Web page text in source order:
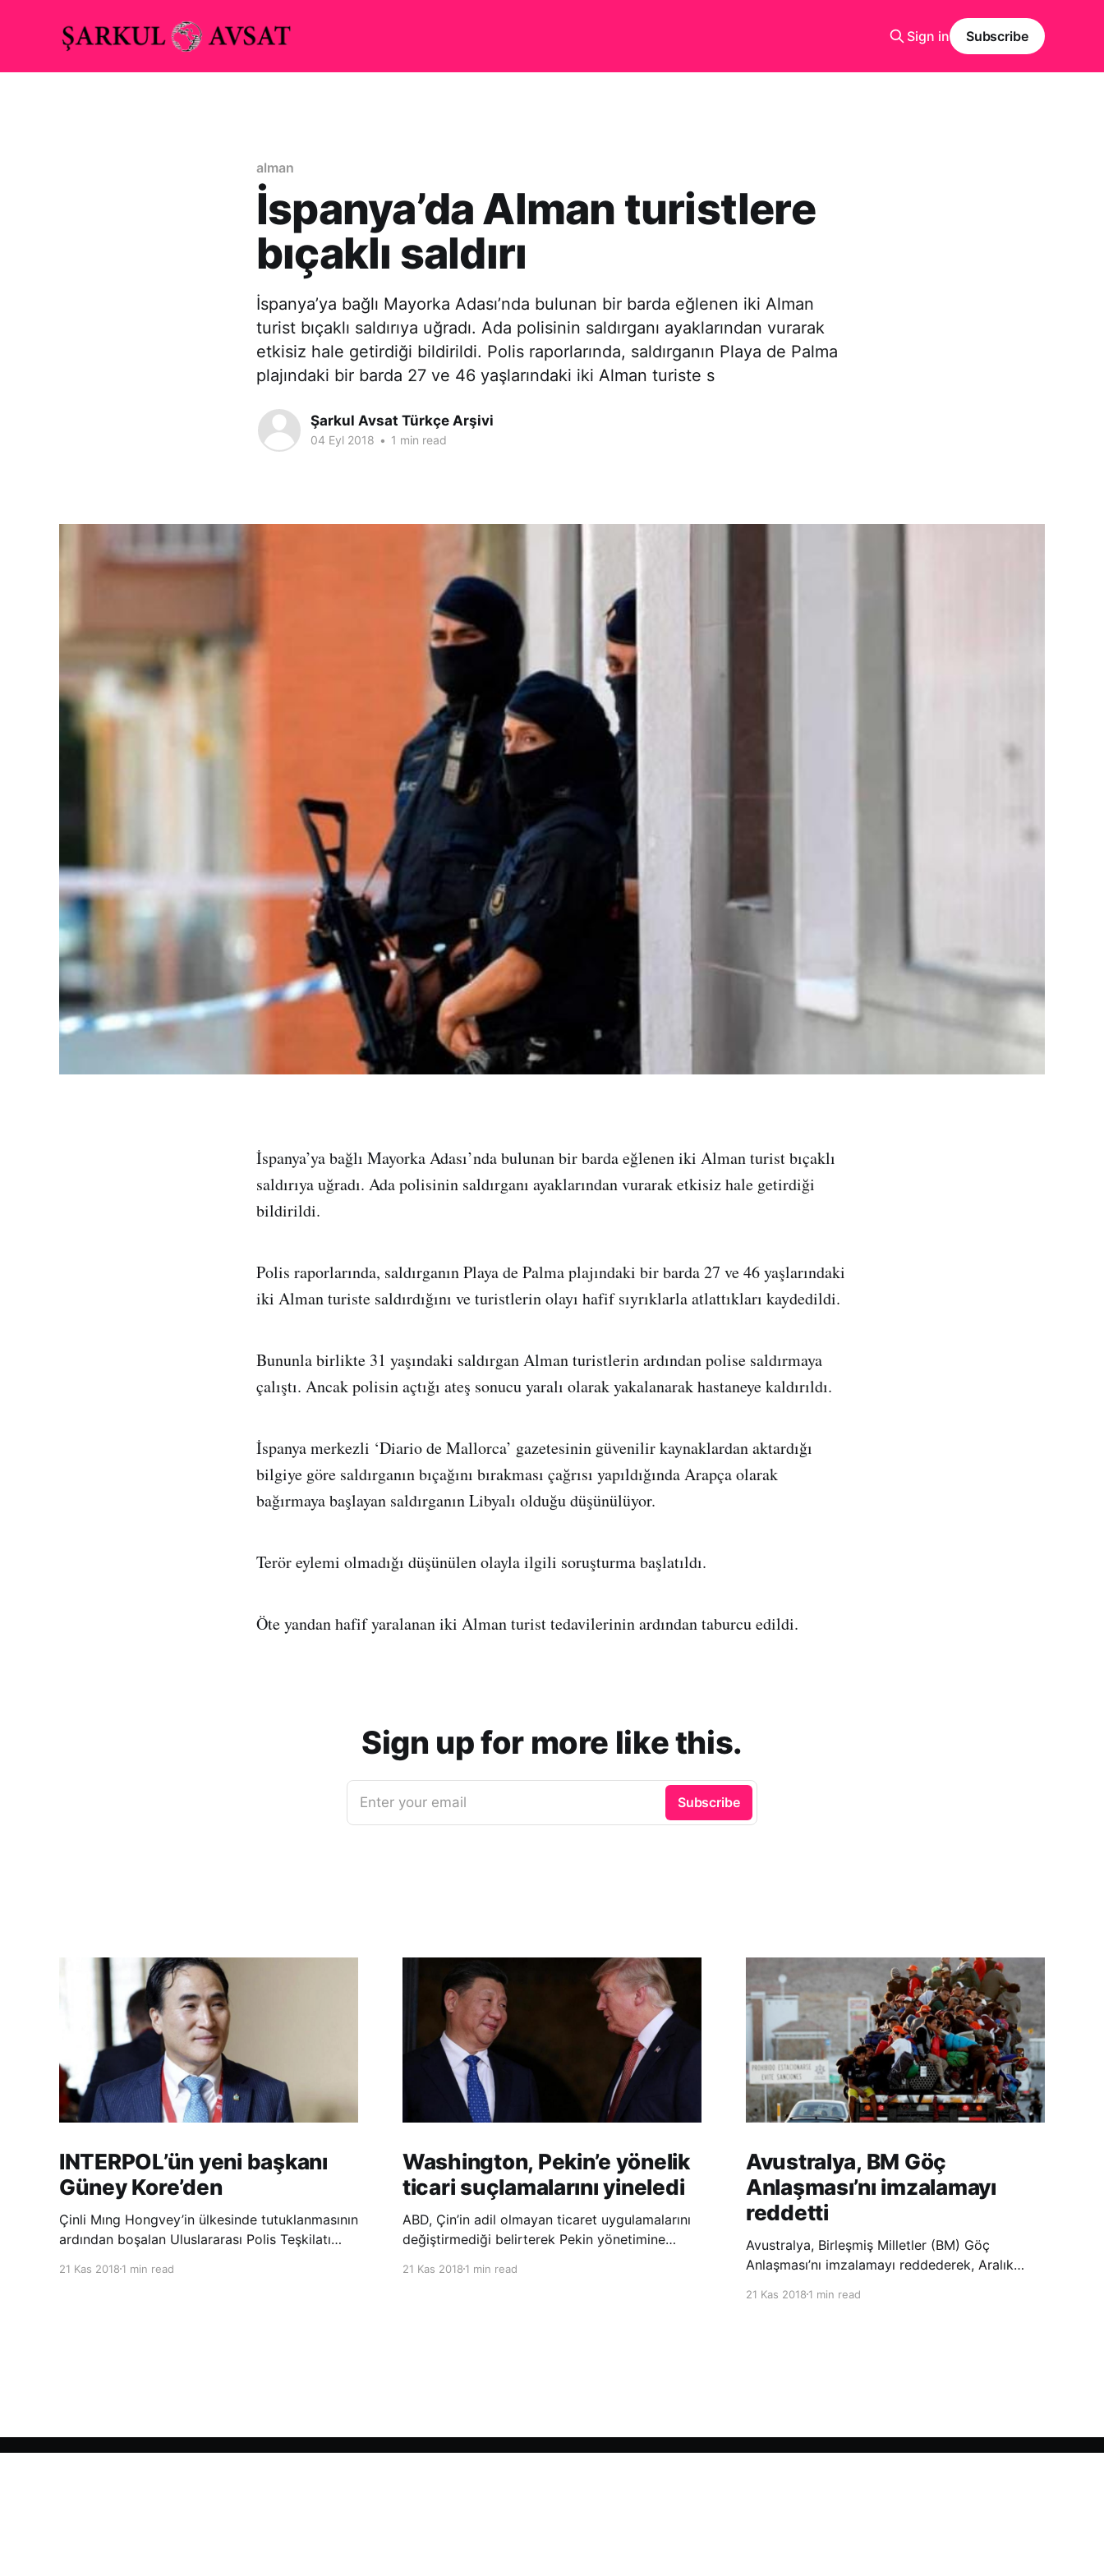
Sign in Subscribe
alman
İspanya’da Alman turistlere
bıçaklı saldırı
İspanya’ya bağlı Mayorka Adası’nda bulunan bir barda eğlenen iki Alman
turist bıçaklı saldırıya uğradı. Ada polisinin saldırganı ayaklarından vurarak
etkisiz hale getirdiği bildirildi. Polis raporlarında, saldırganın Playa de Palma
plajındaki bir barda 27 ve 46 yaşlarındaki iki Alman turiste s
Şarkul Avsat Türkçe Arşivi
04 Eyl 2018 • 1 min read
İspanya’ya bağlı Mayorka Adası’nda bulunan bir barda eğlenen iki Alman turist bıçaklı
saldırıya uğradı. Ada polisinin saldırganı ayaklarından vurarak etkisiz hale getirdiği
bildirildi.
Polis raporlarında, saldırganın Playa de Palma plajındaki bir barda 27 ve 46 yaşlarındaki
iki Alman turiste saldırdığını ve turistlerin olayı hafif sıyrıklarla atlattıkları kaydedildi.
Bununla birlikte 31 yaşındaki saldırgan Alman turistlerin ardından polise saldırmaya
çalıştı. Ancak polisin açtığı ateş sonucu yaralı olarak yakalanarak hastaneye kaldırıldı.
İspanya merkezli ‘Diario de Mallorca’ gazetesinin güvenilir kaynaklardan aktardığı
bilgiye göre saldırganın bıçağını bırakması çağrısı yapıldığında Arapça olarak
bağırmaya başlayan saldırganın Libyalı olduğu düşünülüyor.
Terör eylemi olmadığı düşünülen olayla ilgili soruşturma başlatıldı.
Öte yandan hafif yaralanan iki Alman turist tedavilerinin ardından taburcu edildi.
Sign up for more like this.
Enter your email Subscribe
INTERPOL’ün yeni başkanı
Güney Kore’den
Çinli Mıng Hongvey’in ülkesinde tutuklanmasının
ardından boşalan Uluslararası Polis Teşkilatı
Jong Yang seçildi. INTERPOL Genel Kurulu’nun
21 Kas 2018 1 min read
Washington, Pekin’e yönelik
ticari suçlamalarını yineledi
ABD, Çin’in adil olmayan ticaret uygulamalarını
değiştirmediği belirterek Pekin yönetimine
Temsilciliği’nin Çin’in fikri mülkiyet ve teknoloji
21 Kas 20181 min read
Avustralya, BM Göç
Anlaşması’nı imzalamayı
reddetti
Avustralya, Birleşmiş Milletler (BM) Göç
Anlaşması’nı imzalamayı reddederek, Aralık
konferansta BM üyesi ülkeler tarafından
21 Kas 20181 min read